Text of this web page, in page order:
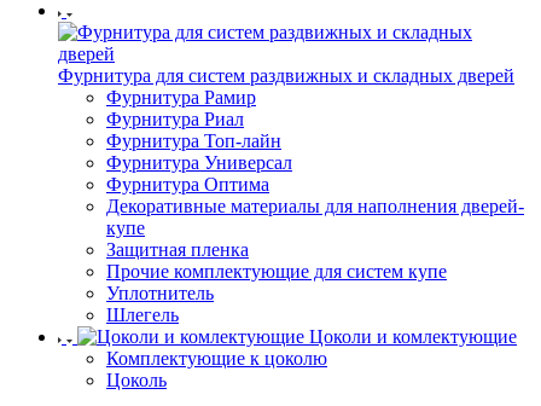
Фурнитура для систем раздвижных и складных дверей
Фурнитура Рамир
Фурнитура Риал
Фурнитура Топ-лайн
Фурнитура Универсал
Фурнитура Оптима
Декоративные материалы для наполнения дверей-
купе
Защитная пленка
Прочие комплектующие для систем купе
Уплотнитель
Шлегель
Цоколи и комлектующие
Комплектующие к цоколю
Цоколь